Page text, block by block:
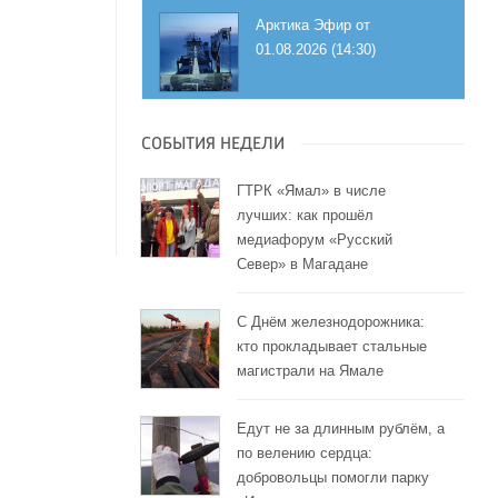
Арктика Эфир от
01.08.2026 (14:30)
СОБЫТИЯ НЕДЕЛИ
ГТРК «Ямал» в числе
лучших: как прошёл
медиафорум «Русский
Север» в Магадане
С Днём железнодорожника:
кто прокладывает стальные
магистрали на Ямале
Едут не за длинным рублём, а
по велению сердца:
добровольцы помогли парку